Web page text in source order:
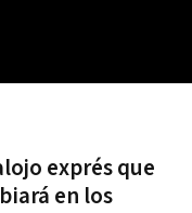
exprés que
en los